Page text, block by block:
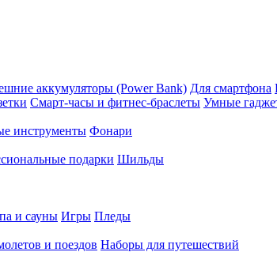
аккумуляторы (Power Bank) Для смартфона
Смарт-часы и фитнес-браслеты Умные
инструменты Фонари
подарки Шильды
и сауны Игры Пледы
и поездов Наборы для путешествий